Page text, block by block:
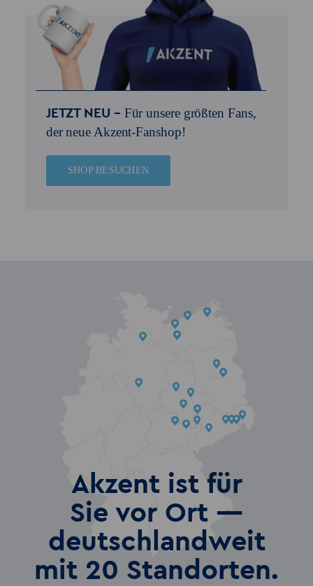
JETZT NEU – Für unsere größten Fans,
der neue Akzent-Fanshop!
SHOP BESUCHEN
Akzent ist für
Sie vor Ort —
deutschlandweit
mit 20 Standorten.